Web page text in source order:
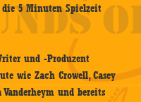
5 Minuten Spielzeit
und -Produzent
wie Zach Crowell, Casey
Vanderheym und bereits